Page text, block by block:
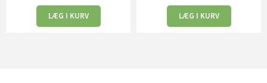
LÆG I KURV LÆG I KURV